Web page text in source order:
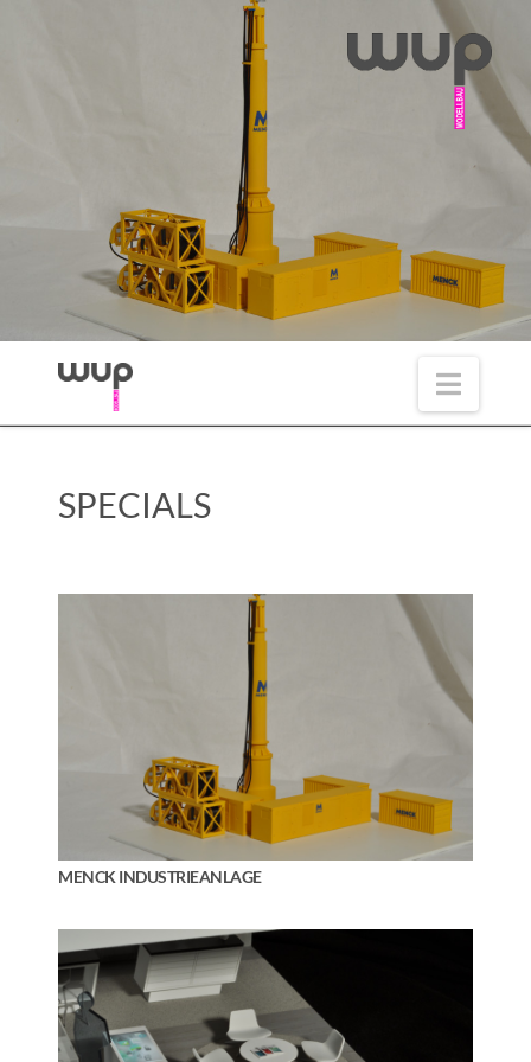
SPECIALS
MENCK INDUSTRIEANLAGE